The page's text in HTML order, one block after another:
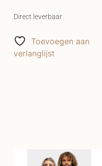
Direct leverbaar
Toevoegen aan
verlanglijst